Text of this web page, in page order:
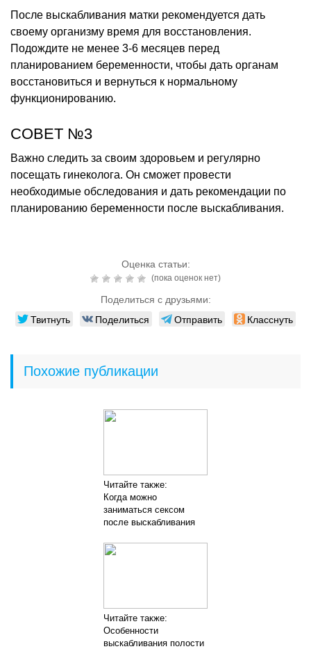
После выскабливания матки рекомендуется дать
своему организму время для восстановления.
Подождите не менее 3-6 месяцев перед
планированием беременности, чтобы дать органам
восстановиться и вернуться к нормальному
функционированию.
СОВЕТ №3
Важно следить за своим здоровьем и регулярно
посещать гинеколога. Он сможет провести
необходимые обследования и дать рекомендации по
планированию беременности после выскабливания.
Оценка статьи:
(пока оценок нет)
Поделиться с друзьями:
Твитнуть Поделиться Отправить Класснуть
Похожие публикации
Читайте также:
Когда можно
заниматься сексом
после выскабливания
Читайте также:
Особенности
выскабливания полости